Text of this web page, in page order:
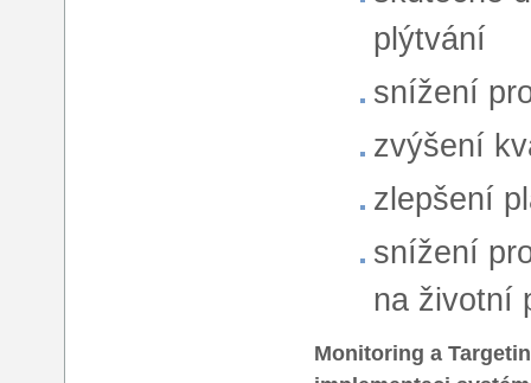
plýtvání
snížení
zvýšení
zlepšení
snížení
na životní
Monitoring a